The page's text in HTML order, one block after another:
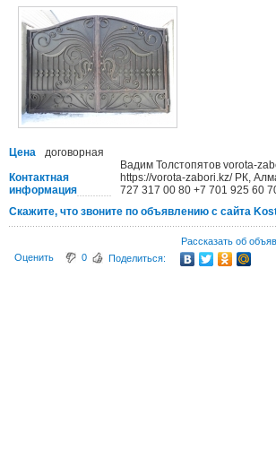
Цена
договорная
Контактная
информация
Вадим Толстопятов vorota-
https://vorota-zabori.kz/ РК,
727 317 00 80 +7 701 925 60
Скажите, что звоните по объявлению с сайта
Рассказать об
Оценить
0 Поделиться: